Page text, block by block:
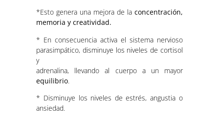
*Esto genera una mejora de laconcentración,
memoria y creatividad.
* En consecuencia activa el sistema nervioso
parasimpático, disminuye los niveles de cortisol
y
adrenalina, llevando al cuerpo a un mayor
equilibrio.
* Disminuye los niveles de estrés, angustia o
ansiedad.